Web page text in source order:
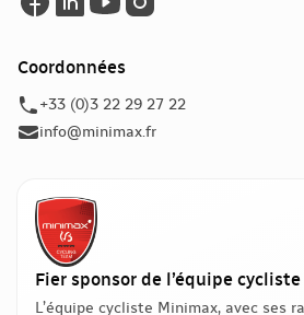
Coordonnées
+33 (0)3 22 29 27 22
info@minimax.fr
Fier sponsor de l’équipe
L’équipe cycliste Minimax, avec ses